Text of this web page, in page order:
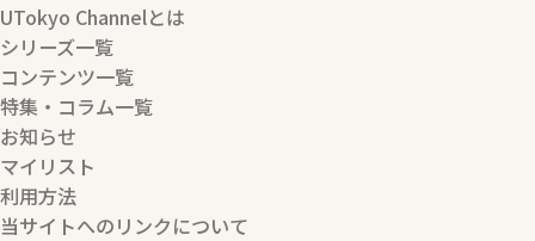
UTokyo Channelとは
シリーズ一覧
コンテンツ一覧
特集・コラム一覧
お知らせ
マイリスト
利用方法
当サイトへのリンクについて